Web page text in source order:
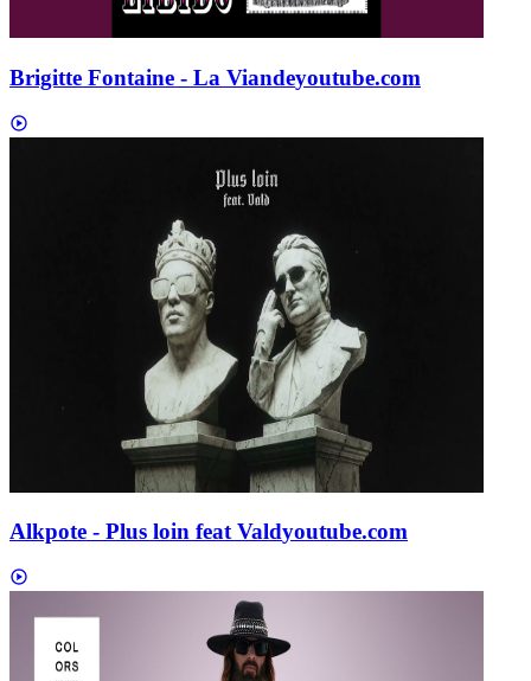
Brigitte Fontaine - La Viandeyoutube.com
Alkpote - Plus loin feat Valdyoutube.com